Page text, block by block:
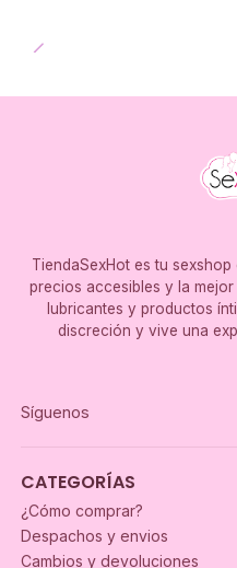
TiendaSexHot es tu
precios accesibles y la
lubricantes y productos
discreción y vive una
Síguenos
CATEGORÍAS
¿Cómo comprar?
Despachos y envios
Cambios y devoluciones